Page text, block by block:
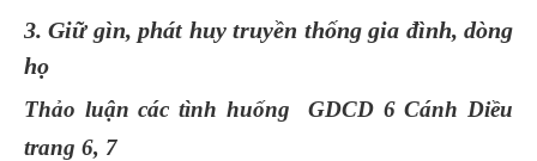
3. Giữ gìn, phát huy truyền thống gia đình, dòng
họ
Thảo luận các tình huống GDCD 6 Cánh Diều
trang 6, 7